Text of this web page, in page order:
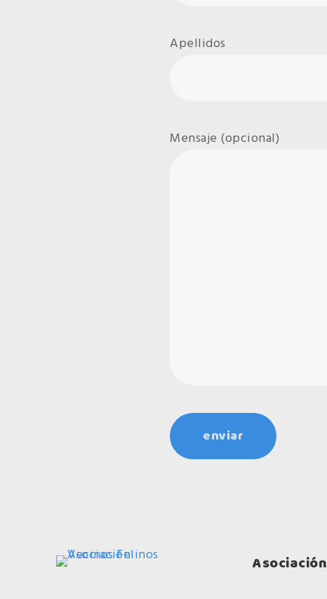
Apellidos
Mensaje (opcional)
Asociación